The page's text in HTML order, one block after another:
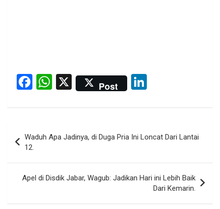
F
ce
b
o
o
k
W
at
A
p
p
X Post
ke
n
navigation
Waduh Apa Jadinya, di Duga Pria Ini Loncat Dari Lantai
12.
Apel di Disdik Jabar, Wagub: Jadikan Hari ini Lebih Baik
Dari Kemarin.